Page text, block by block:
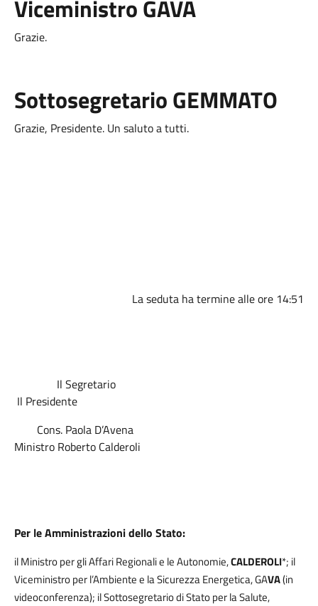
Viceministro GAVA
Grazie.
Sottosegretario GEMMATO
Grazie, Presidente. Un saluto a tutti.
La seduta ha termine alle ore 14:51
Il Segretario
Il Presidente
Cons. Paola D’Avena
Ministro Roberto Calderoli
Per le Amministrazioni dello Stato:
il Ministro per gli Affari Regionali e le Autonomie,CALDEROLI*; il
Viceministro per l’Ambiente e la Sicurezza Energetica, GAVA(in
videoconferenza); il Sottosegretario di Stato per la Salute,